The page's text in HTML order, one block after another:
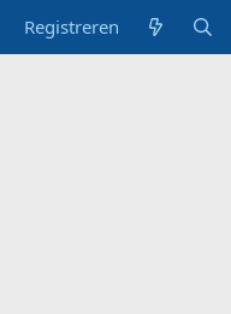
Registreren